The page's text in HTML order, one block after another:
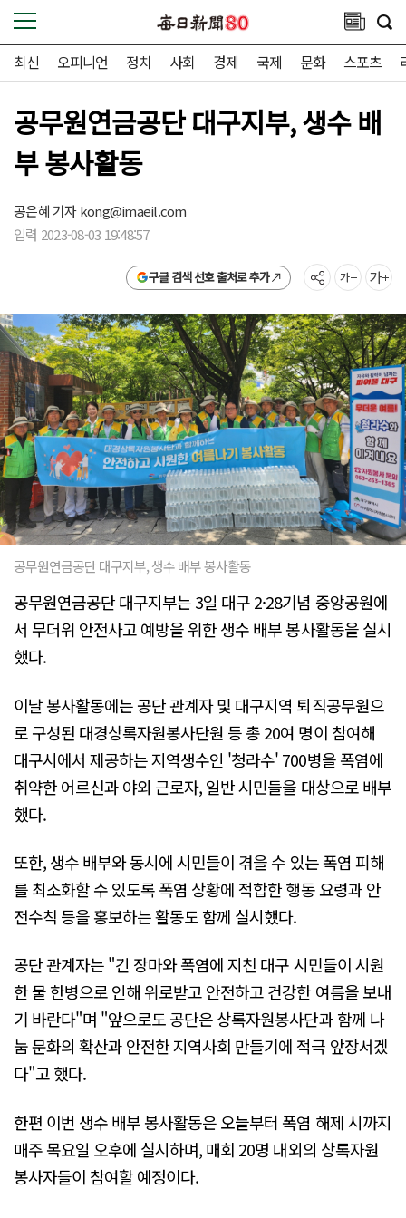
최신 오피니언 정치 사회 경제 국제 문화 스포츠
공무원연금공단 대구지부, 생수 배
부 봉사활동
공은혜 기자kong@imaeil.com
입력 2023-08-03 19:48:57
구글 검색 선호 출처로 추가
공무원연금공단 대구지부, 생수 배부 봉사활동
공무원연금공단 대구지부는 3일 대구 2·28기념 중앙공원에
서 무더위 안전사고 예방을 위한 생수 배부 봉사활동을 실시
했다.
이날 봉사활동에는 공단 관계자 및 대구지역 퇴직공무원으
로 구성된 대경상록자원봉사단원 등 총 20여 명이 참여해
대구시에서 제공하는 지역생수인 '청라수' 700병을 폭염에
취약한 어르신과 야외 근로자, 일반 시민들을 대상으로 배부
했다.
또한, 생수 배부와 동시에 시민들이 겪을 수 있는 폭염 피해
를 최소화할 수 있도록 폭염 상황에 적합한 행동 요령과 안
전수칙 등을 홍보하는 활동도 함께 실시했다.
공단 관계자는 "긴 장마와 폭염에 지친 대구 시민들이 시원
한 물 한병으로 인해 위로받고 안전하고 건강한 여름을 보내
기 바란다"며 "앞으로도 공단은 상록자원봉사단과 함께 나
눔 문화의 확산과 안전한 지역사회 만들기에 적극 앞장서겠
다"고 했다.
한편 이번 생수 배부 봉사활동은 오늘부터 폭염 해제 시까지
매주 목요일 오후에 실시하며, 매회 20명 내외의 상록자원
봉사자들이 참여할 예정이다.